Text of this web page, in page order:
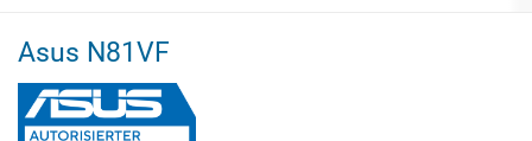
Asus N81VF